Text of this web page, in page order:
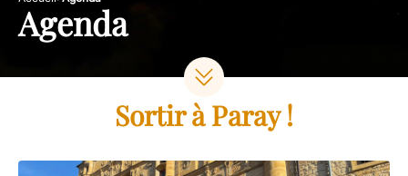
Agenda
Sortir à Paray !